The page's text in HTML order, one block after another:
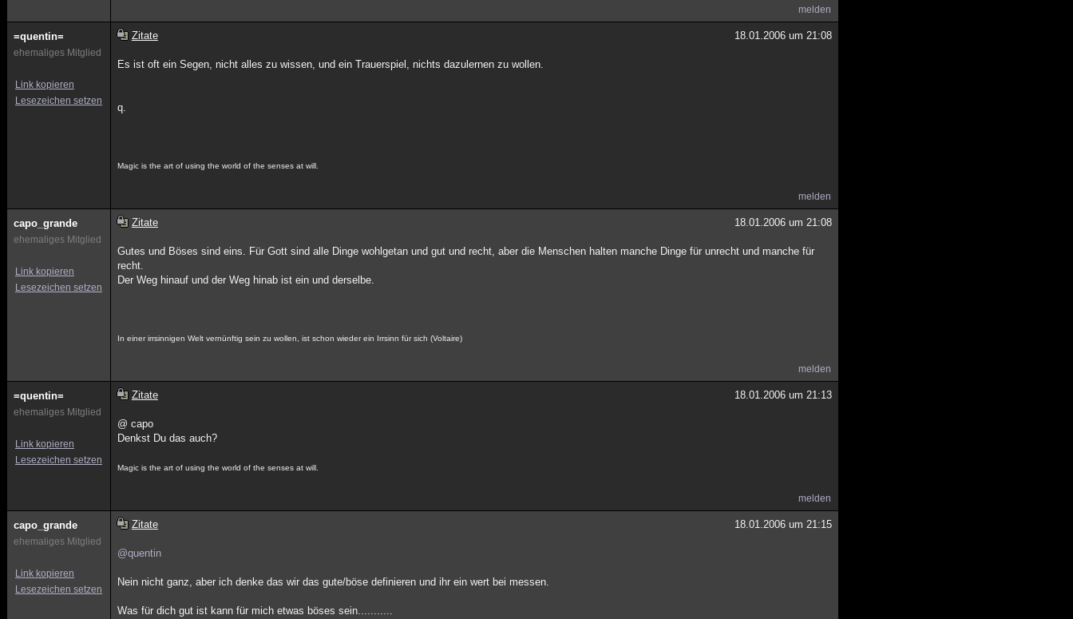
melden
=quentin=
ehemaliges Mitglied
Link kopieren
Lesezeichen setzen
Zitate 18.01.2006 um 21:08
Es ist oft ein Segen, nicht alles zu wissen, und ein Trauerspiel, nichts dazulernen zu wollen.
q.
Magic is the art of using the world of the senses at will.
melden
capo_grande
ehemaliges Mitglied
Link kopieren
Lesezeichen setzen
Zitate 18.01.2006 um 21:08
Gutes und Böses sind eins. Für Gott sind alle Dinge wohlgetan und gut und recht, aber die Menschen halten manche Dinge für unrecht und manche für
recht.
Der Weg hinauf und der Weg hinab ist ein und derselbe.
In einer irrsinnigen Welt vernünftig sein zu wollen, ist schon wieder ein Irrsinn für sich (Voltaire)
melden
=quentin=
ehemaliges Mitglied
Link kopieren
Lesezeichen setzen
Zitate 18.01.2006 um 21:13
@ capo
Denkst Du das auch?
Magic is the art of using the world of the senses at will.
melden
capo_grande
ehemaliges Mitglied
Link kopieren
Lesezeichen setzen
Zitate 18.01.2006 um 21:15
@quentin
Nein nicht ganz, aber ich denke das wir das gute/böse definieren und ihr ein wert bei messen.
Was für dich gut ist kann für mich etwas böses sein...........